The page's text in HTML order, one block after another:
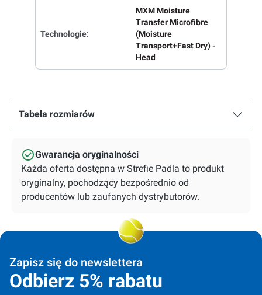
Technologie:
MXM Moisture
Transfer Microfibre
(Moisture
Transport+Fast Dry) -
Head
Tabela rozmiarów
Gwarancja oryginalności
Każda oferta dostępna w Strefie Padla to produkt
oryginalny, pochodzący bezpośrednio od
producentów lub zaufanych dystrybutorów.
Zapisz się do newslettera
Odbierz 5% rabatu